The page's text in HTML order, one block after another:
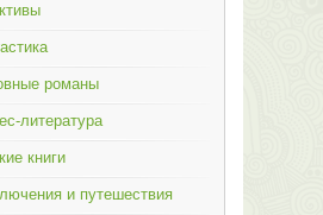
романы
литература
книги
и путешествия